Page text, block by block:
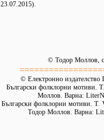
23.07.2015).
© Тодор Моллов,
© Електронно издателство
Български фолклорни мотиви.
Моллов. Варна:
Български фолклорни мотиви. Т.
Тодор Моллов. Варна: